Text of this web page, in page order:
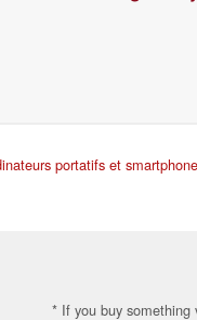
portatifs et
* If you buy something